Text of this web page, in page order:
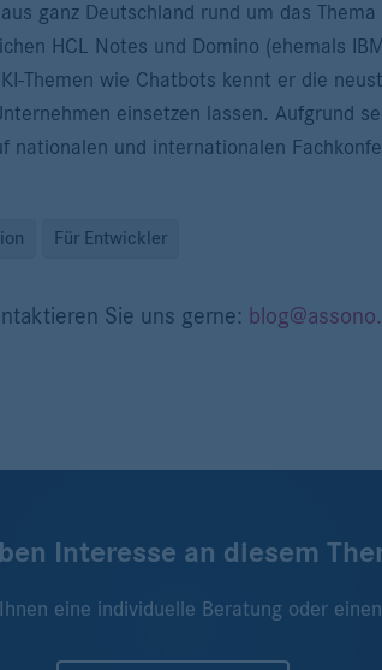
ganz Deutschland rund um das
HCL Notes und Domino (ehemals
Themen wie Chatbots kennt er die
einsetzen lassen. Aufgrund
nationalen und internationalen
Für Entwickler
Sie uns gerne:
Interesse an diesem
eine individuelle Beratung oder